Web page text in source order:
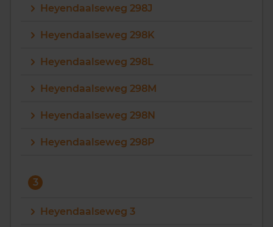
Heyendaalseweg 298J
Heyendaalseweg 298K
Heyendaalseweg 298L
Heyendaalseweg 298M
Heyendaalseweg 298N
Heyendaalseweg 298P
3
Heyendaalseweg 3